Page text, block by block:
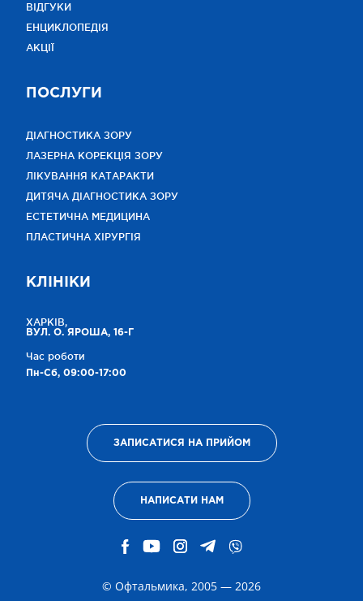
ВІДГУКИ
ЕНЦИКЛОПЕДІЯ
АКЦІЇ
ПОСЛУГИ
ДІАГНОСТИКА ЗОРУ
ЛАЗЕРНА КОРЕКЦІЯ ЗОРУ
ЛІКУВАННЯ КАТАРАКТИ
ДИТЯЧА ДІАГНОСТИКА ЗОРУ
ЕСТЕТИЧНА МЕДИЦИНА
ПЛАСТИЧНА ХІРУРГІЯ
КЛІНІКИ
ХАРКІВ,
ВУЛ. О. ЯРОША, 16-Г
Час роботи
Пн-Сб, 09:00-17:00
ЗАПИСАТИСЯ НА ПРИЙОМ
НАПИСАТИ НАМ
© Офтальмика, 2005 — 2026